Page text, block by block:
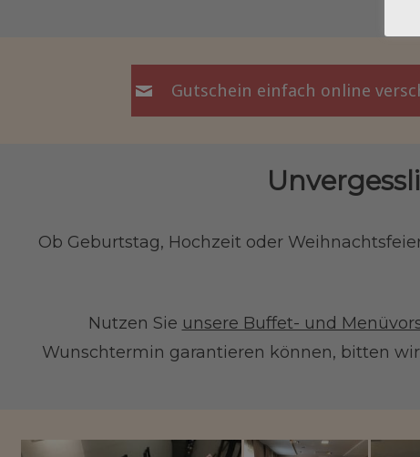
Gutschein einfach online
Ob Geburtstag, Hochzeit oder
Nutzen Sie unsere Buffet- und
Wunschtermin garantieren können, bitten